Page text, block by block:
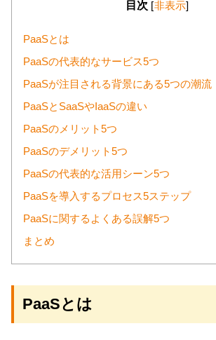
目次 [非表示]
PaaSとは
PaaSの代表的なサービス5つ
PaaSが注目される背景にある5つの潮流
PaaSとSaaSやIaaSの違い
PaaSのメリット5つ
PaaSのデメリット5つ
PaaSの代表的な活用シーン5つ
PaaSを導入するプロセス5ステップ
PaaSに関するよくある誤解5つ
まとめ
PaaSとは